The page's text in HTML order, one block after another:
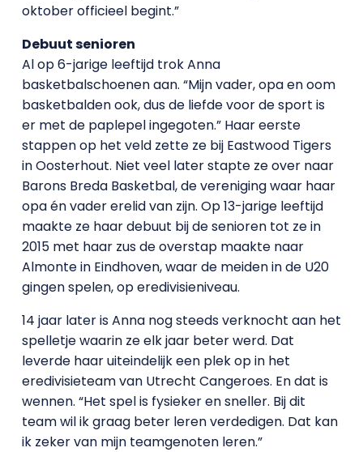
oktober officieel begint.”
Debuut senioren
Al op 6-jarige leeftijd trok Anna
basketbalschoenen aan. “Mijn vader, opa en oom
basketbalden ook, dus de liefde voor de sport is
er met de paplepel ingegoten.” Haar eerste
stappen op het veld zette ze bij Eastwood Tigers
in Oosterhout. Niet veel later stapte ze over naar
Barons Breda Basketbal, de vereniging waar haar
opa én vader erelid van zijn. Op 13-jarige leeftijd
maakte ze haar debuut bij de senioren tot ze in
2015 met haar zus de overstap maakte naar
Almonte in Eindhoven, waar de meiden in de U20
gingen spelen, op eredivisieniveau.
14 jaar later is Anna nog steeds verknocht aan het
spelletje waarin ze elk jaar beter werd. Dat
leverde haar uiteindelijk een plek op in het
eredivisieteam van Utrecht Cangeroes. En dat is
wennen. “Het spel is fysieker en sneller. Bij dit
team wil ik graag beter leren verdedigen. Dat kan
ik zeker van mijn teamgenoten leren.”